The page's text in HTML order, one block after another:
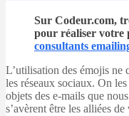
Sur Codeur.com,
pour réaliser votre
consultants
L’utilisation des émojis ne
les réseaux sociaux. On
objets des e-mails que
s’avèrent être les alliées